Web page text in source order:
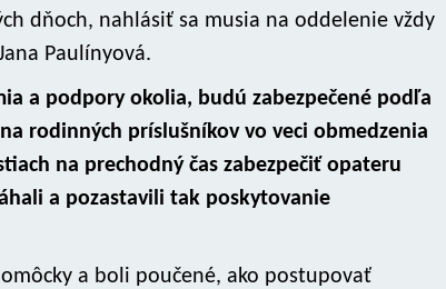
dňoch, nahlásiť sa musia na oddelenie vždy
Paulínyová.
a podpory okolia, budú zabezpečené podľa
rodinných príslušníkov vo veci obmedzenia
na prechodný čas zabezpečiť opateru
a pozastavili tak poskytovanie
a boli poučené, ako postupovať